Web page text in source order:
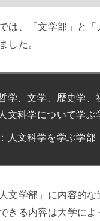
は、「文学部」と
した。
学、文学、歴史学、
文科学について学ぶ
：人文科学を学ぶ学部
文学部」に内容的
きる内容は大学に